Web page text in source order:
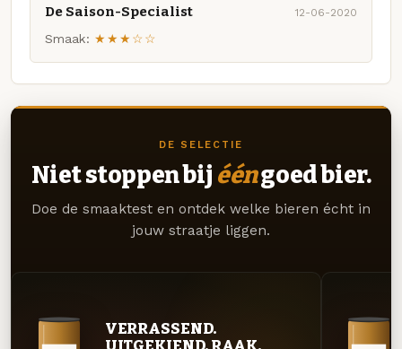
De Saison-Specialist 12-06-2020
Smaak: ★★★☆☆
DE SELECTIE
Niet stoppen bij ééngoed bier.
Doe de smaaktest en ontdek welke bieren écht in
jouw straatje liggen.
VERRASSEND.